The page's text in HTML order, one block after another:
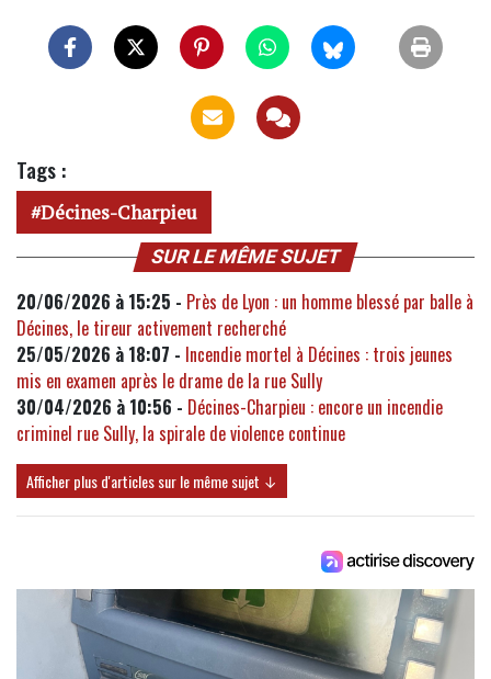
Tags :
Décines-Charpieu
SUR LE MÊME SUJET
20/06/2026 à 15:25 - Près de Lyon : un homme blessé par balle à
Décines, le tireur activement recherché
25/05/2026 à 18:07 - Incendie mortel à Décines : trois jeunes
mis en examen après le drame de la rue Sully
30/04/2026 à 10:56 - Décines-Charpieu : encore un incendie
criminel rue Sully, la spirale de violence continue
Afficher plus d'articles sur le même sujet ↓